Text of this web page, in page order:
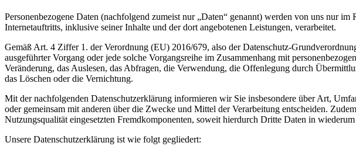
Personenbezogene Daten (nachfolgend zumeist nur „Daten“ genannt) werden von uns nur
Internetauftritts, inklusive seiner Inhalte und der dort angebotenen Leistungen, verarbeitet.
Gemäß Art. 4 Ziffer 1. der Verordnung (EU) 2016/679, also der Datenschutz-
ausgeführter Vorgang oder jede solche Vorgangsreihe im Zusammenhang mit
Veränderung, das Auslesen, das Abfragen, die Verwendung, die Offenlegung durch
das Löschen oder die Vernichtung.
Mit der nachfolgenden Datenschutzerklärung informieren wir Sie insbesondere über Art,
oder gemeinsam mit anderen über die Zwecke und Mittel der Verarbeitung entscheiden.
Nutzungsqualität eingesetzten Fremdkomponenten, soweit hierdurch Dritte Daten in
Unsere Datenschutzerklärung ist wie folgt gegliedert: